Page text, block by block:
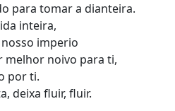
para tomar a dianteira.
inteira,
imperio
melhor noivo para ti,
por ti.
deixa fluir, fluir.